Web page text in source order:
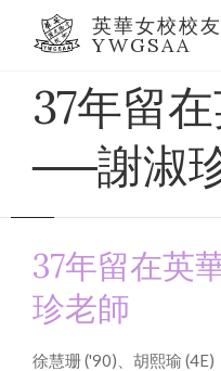
英華女校校
YWGSAA
37年留
──謝淑
37年留在英
珍老師
徐慧珊 ('90)、胡熙瑜 (4E)